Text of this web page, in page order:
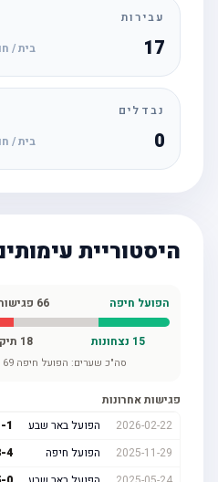
עבירות
17 בית / חוץ
נבדלים
בית / חוץ
היסטוריית עימותים
הפועל חיפה 66פגישות
15נצחונות 18תיקו
סה"כ שערים:הפועל חיפה 69
—
פגישות אחרונות
2026-02-22
הפועל באר שבע 1
2025-11-29
הפועל חיפה 3